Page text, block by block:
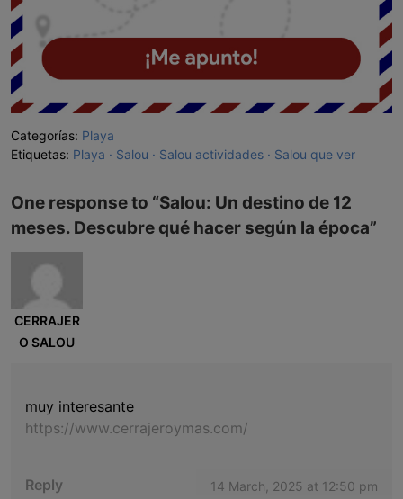
Categorías: Playa
Etiquetas: Playa Salou Salou actividades Salou que ver
One response to “Salou: Un destino de 12
meses. Descubre qué hacer según la época”
CERRAJER
O SALOU
14 March, 2025 at 12:50 pm
muy interesante
https://www.cerrajeroymas.com/
Reply